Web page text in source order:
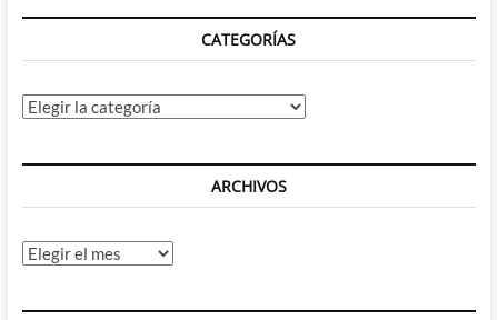
Miller
Marvel
CATEGORÍAS
Categorías
ARCHIVOS
Archivos